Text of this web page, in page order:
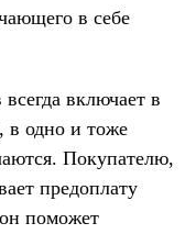
в себе
включает в
в одно и тоже
Покупателю,
предоплату
он поможет